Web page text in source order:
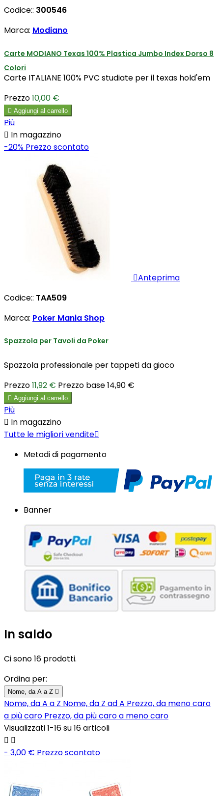
Codice:: 300546
Marca: Modiano
Carte MODIANO Texas 100% Plastica Jumbo Index Dorso 8
Colori
Carte ITALIANE 100% PVC studiate per il texas hold'em
Prezzo10,00 €
 Aggiungi al carrello
Più
 In magazzino
-20% Prezzo scontato
Anteprima
Codice:: TAA509
Marca: Poker Mania Shop
Spazzola per Tavoli da Poker
Spazzola professionale per tappeti da gioco
Prezzo11,92 € Prezzo base14,90 €
 Aggiungi al carrello
Più
 In magazzino
Tutte le migliori vendite
Metodi di pagamento
Banner
In saldo
Ci sono 16 prodotti.
Ordina per:
Nome, da A a Z 
Nome, da A a Z Nome, da Z ad A Prezzo, da meno caro
a più caro Prezzo, da più caro a meno caro
Visualizzati 1-16 su 16 articoli
 
- 3,00 € Prezzo scontato